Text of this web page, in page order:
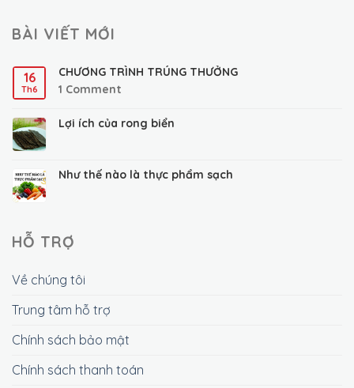
BÀI VIẾT MỚI
16
Th6
CHƯƠNG TRÌNH TRÚNG THƯỞNG
1 Comment
Lợi ích của rong biển
Như thế nào là thực phẩm sạch
HỖ TRỢ
Về chúng tôi
Trung tâm hỗ trợ
Chính sách bảo mật
Chính sách thanh toán